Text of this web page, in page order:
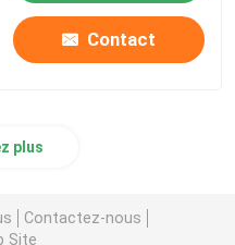
Contact
plus
Contactez-nous
Site